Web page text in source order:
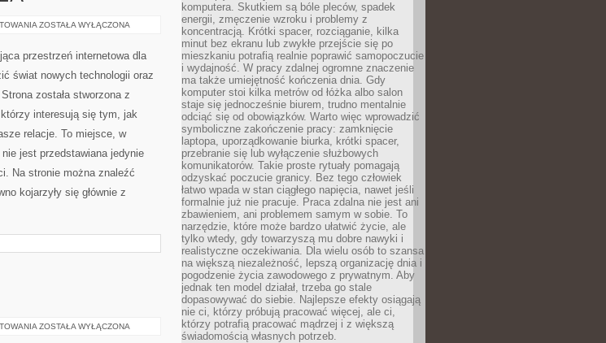
CZŁOWIEK–
ZOSTAŁA WYŁĄCZONA
przestrzeń internetowa dla
świat nowych technologii oraz
została stworzona z
interesują się tym, jak
relacje. To miejsce, w
jest przedstawiana jedynie
Na stronie można znaleźć
kojarzyły się głównie z
PODRÓŻE
ZOSTAŁA WYŁĄCZONA
komputera. Skutkiem są bóle pleców, spadek
energii, zmęczenie wzroku i problemy z
koncentracją. Krótki spacer, rozciąganie, kilka
minut bez ekranu lub zwykłe przejście się po
mieszkaniu potrafią realnie poprawić samopoczucie
i wydajność. W pracy zdalnej ogromne znaczenie
ma także umiejętność kończenia dnia. Gdy
komputer stoi kilka metrów od łóżka albo salon
staje się jednocześnie biurem, trudno mentalnie
odciąć się od obowiązków. Warto więc wprowadzić
symboliczne zakończenie pracy: zamknięcie
laptopa, uporządkowanie biurka, krótki spacer,
przebranie się lub wyłączenie służbowych
komunikatorów. Takie proste rytuały pomagają
odzyskać poczucie granicy. Bez tego człowiek
łatwo wpada w stan ciągłego napięcia, nawet jeśli
formalnie już nie pracuje. Praca zdalna nie jest ani
zbawieniem, ani problemem samym w sobie. To
narzędzie, które może bardzo ułatwić życie, ale
tylko wtedy, gdy towarzyszą mu dobre nawyki i
realistyczne oczekiwania. Dla wielu osób to szansa
na większą niezależność, lepszą organizację dnia i
pogodzenie życia zawodowego z prywatnym. Aby
jednak ten model działał, trzeba go stale
dopasowywać do siebie. Najlepsze efekty osiągają
nie ci, którzy próbują pracować więcej, ale ci,
którzy potrafią pracować mądrzej i z większą
świadomością własnych potrzeb.